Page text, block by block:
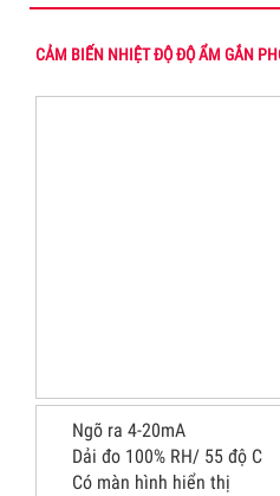
CẢM BIẾN NHIỆT ĐỘ ĐỘ ẨM GẮN
Ngõ ra 4-20mA
Dải đo 100% RH/ 55 độ C
Có màn hình hiển thị